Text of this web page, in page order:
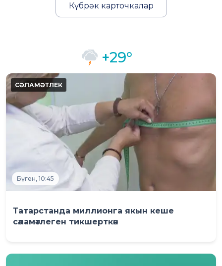
Күбрәк карточкалар
+29°
Бүген, 10:45
Татарстанда миллионга якын кеше
сәламәтлеген тикшерткән